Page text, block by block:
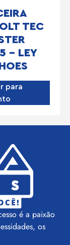
TEC
– LEY
para
é a paixão
os